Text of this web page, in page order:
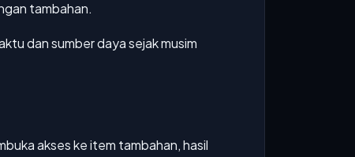
tambahan.
dan sumber daya sejak musim
akses ke item tambahan, hasil